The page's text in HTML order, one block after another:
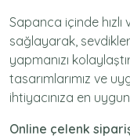
Sapanca içinde hızlı
sağlayarak,
yapmanızı
tasarımlarımız ve
ihtiyacınıza en
Online çelenk